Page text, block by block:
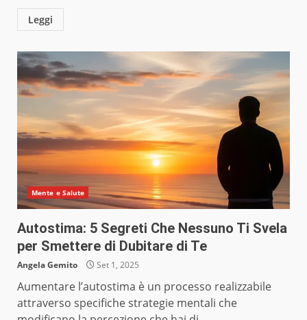
Leggi
Mente e Salute
Autostima: 5 Segreti Che Nessuno Ti Svela
per Smettere di Dubitare di Te
Angela Gemito Set 1, 2025
Aumentare l’autostima è un processo realizzabile
attraverso specifiche strategie mentali che